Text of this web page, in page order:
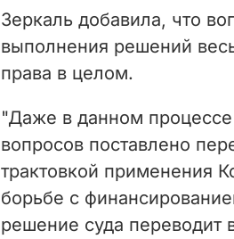
Зеркаль добавила, что
выполнения решений
права в целом.
"Даже в данном
вопросов поставлено
трактовкой применения
борьбе с
решение суда переводит